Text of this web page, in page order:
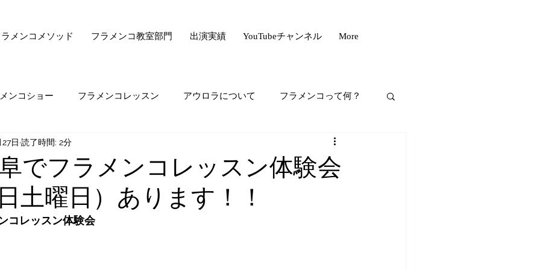
メンコメソッド フラメンコ教室部門 出演実績 YouTubeチャンネル More
ンコショー フラメンコレッスン アウロラについて フラメンコって何？
驚きの美容法シリーズ
ド・ゼロ・シリーズ フラメンコの悩み majiでどうでもいい話
の気持ち
でフラメンコレッスン体験会
土曜日）あります！！
日 読了時間: 2分
コレッスン体験会